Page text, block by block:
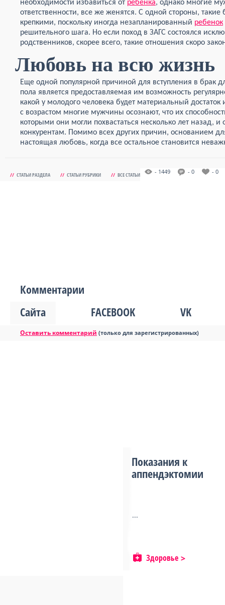
необходимости избавиться от ребенка, однако многие
ответственности, все же женятся. С одной стороны, такие
крепкими, поскольку иногда незапланированный ребенок
решительного шага. Но если поход в ЗАГС состоялся
родственников, скорее всего, такие отношения скоро
Любовь на всю жизнь
Еще одной популярной причиной для вступления в брак
пола является предоставляемая им возможность
какой у молодого человека будет материальный достаток
с возрастом многие мужчины осознают, что их
которыми они могли похвастаться несколько лет назад,
конкурентам. Помимо всех других причин, основанием
настоящая любовь, когда все остальное становится
// СТАТЬИ РАЗДЕЛА // СТАТЬИ РУБРИКИ // ВСЕ СТАТЬИ - 1449 - 0 - 0
Комментарии
Сайта
FACEBOOK VK
Оставить комментарий (только для зарегистрированных)
Показания к
аппендэктомии
...
Здоровье